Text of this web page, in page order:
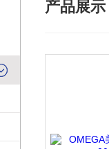
产品展示